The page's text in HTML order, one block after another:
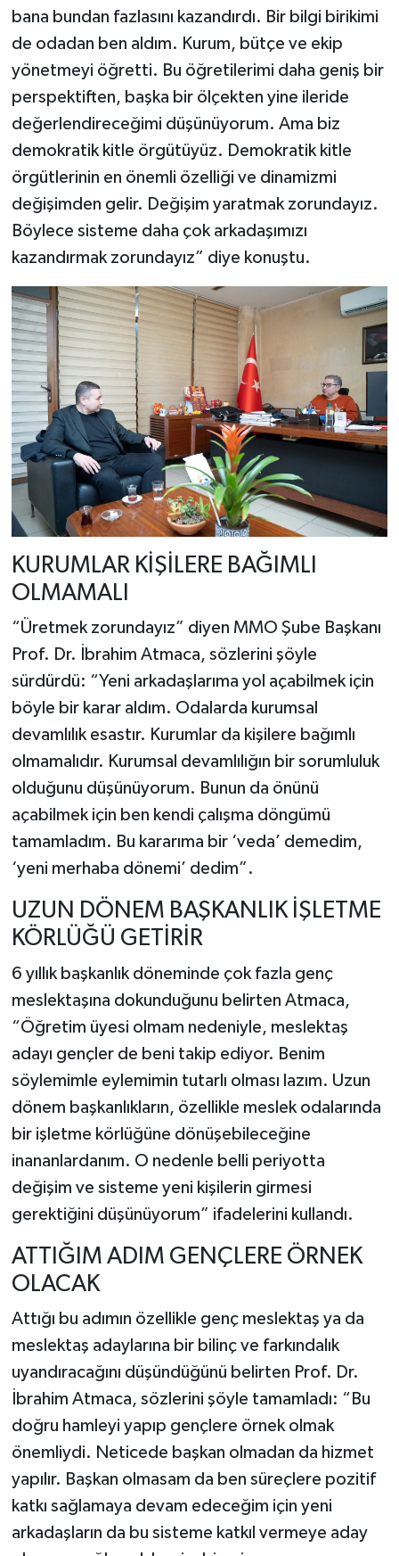
bana bundan fazlasını kazandırdı. Bir bilgi birikimi
de odadan ben aldım. Kurum, bütçe ve ekip
yönetmeyi öğretti. Bu öğretilerimi daha geniş bir
perspektiften, başka bir ölçekten yine ileride
değerlendireceğimi düşünüyorum. Ama biz
demokratik kitle örgütüyüz. Demokratik kitle
örgütlerinin en önemli özelliği ve dinamizmi
değişimden gelir. Değişim yaratmak zorundayız.
Böylece sisteme daha çok arkadaşımızı
kazandırmak zorundayız” diye konuştu.
KURUMLAR KİŞİLERE BAĞIMLI
OLMAMALI
“Üretmek zorundayız” diyen MMO Şube Başkanı
Prof. Dr. İbrahim Atmaca, sözlerini şöyle
sürdürdü: “Yeni arkadaşlarıma yol açabilmek için
böyle bir karar aldım. Odalarda kurumsal
devamlılık esastır. Kurumlar da kişilere bağımlı
olmamalıdır. Kurumsal devamlılığın bir sorumluluk
olduğunu düşünüyorum. Bunun da önünü
açabilmek için ben kendi çalışma döngümü
tamamladım. Bu kararıma bir ‘veda’ demedim,
‘yeni merhaba dönemi’ dedim”.
UZUN DÖNEM BAŞKANLIK İŞLETME
KÖRLÜĞÜ GETİRİR
6 yıllık başkanlık döneminde çok fazla genç
meslektaşına dokunduğunu belirten Atmaca,
“Öğretim üyesi olmam nedeniyle, meslektaş
adayı gençler de beni takip ediyor. Benim
söylemimle eylemimin tutarlı olması lazım. Uzun
dönem başkanlıkların, özellikle meslek odalarında
bir işletme körlüğüne dönüşebileceğine
inananlardanım. O nedenle belli periyotta
değişim ve sisteme yeni kişilerin girmesi
gerektiğini düşünüyorum” ifadelerini kullandı.
ATTIĞIM ADIM GENÇLERE ÖRNEK
OLACAK
Attığı bu adımın özellikle genç meslektaş ya da
meslektaş adaylarına bir bilinç ve farkındalık
uyandıracağını düşündüğünü belirten Prof. Dr.
İbrahim Atmaca, sözlerini şöyle tamamladı: “Bu
doğru hamleyi yapıp gençlere örnek olmak
önemliydi. Neticede başkan olmadan da hizmet
yapılır. Başkan olmasam da ben süreçlere pozitif
katkı sağlamaya devam edeceğim için yeni
arkadaşların da bu sisteme katkıl vermeye aday